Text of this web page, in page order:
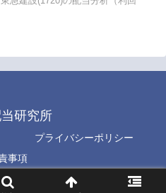
研究所
プライバシーポリシー
事項
配当研究所.